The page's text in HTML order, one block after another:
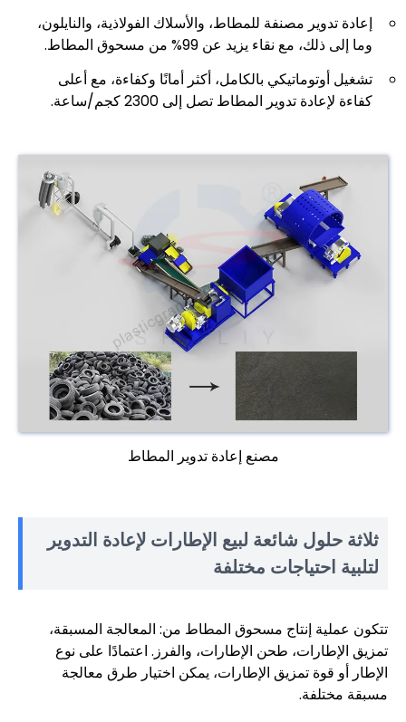
إعادة تدوير مصنفة للمطاط، والأسلاك الفولاذية، والنايلون،
وما إلى ذلك، مع نقاء يزيد عن 99% من مسحوق المطاط.
تشغيل أوتوماتيكي بالكامل، أكثر أمانًا وكفاءة، مع أعلى
كفاءة لإعادة تدوير المطاط تصل إلى 2300 كجم/ساعة.
مصنع إعادة تدوير المطاط
ثلاثة حلول شائعة لبيع الإطارات لإعادة التدوير
لتلبية احتياجات مختلفة
تتكون عملية إنتاج مسحوق المطاط من: المعالجة المسبقة،
تمزيق الإطارات، طحن الإطارات، والفرز. اعتمادًا على نوع
الإطار أو قوة تمزيق الإطارات، يمكن اختيار طرق معالجة
مسبقة مختلفة.